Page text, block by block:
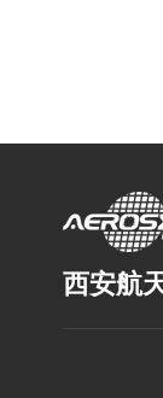
西安航